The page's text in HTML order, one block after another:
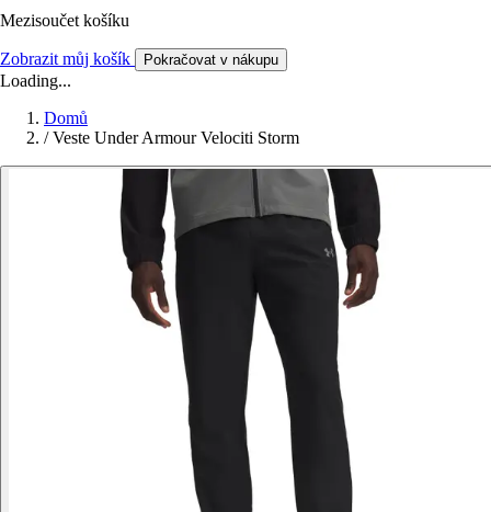
Mezisoučet košíku
Zobrazit můj košík Pokračovat v nákupu
Loading...
Domů
/ Veste Under Armour Velociti Storm